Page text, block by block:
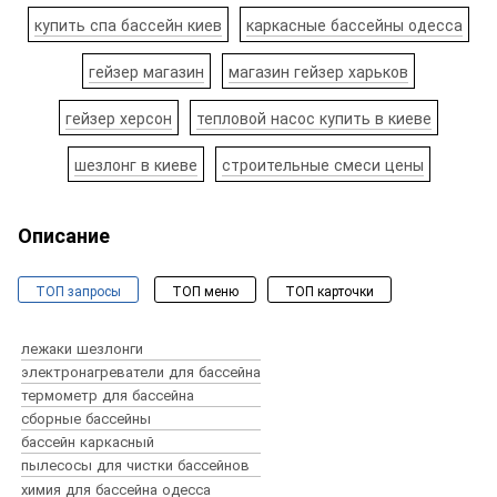
купить спа бассейн киев каркасные бассейны одесса
гейзер магазин магазин гейзер харьков
гейзер херсон тепловой насос купить в киеве
шезлонг в киеве строительные смеси цены
Описание
ТОП запросы ТОП меню
ТОП карточки
Оборудование для бассейнов
Химия для бассейна
Пылесосы для бассейнов
Аксессуары для бассейнов
Все для строительства бассейнов
Закладные детали для бассейнов
купить бассейны
каркасный бассейн
сборный бассейн
надувной бассейн
лежаки шезлонги
электронагреватели для бассейна
термометр для бассейна
сборные бассейны
бассейн каркасный
пылесосы для чистки бассейнов
химия для бассейна одесса